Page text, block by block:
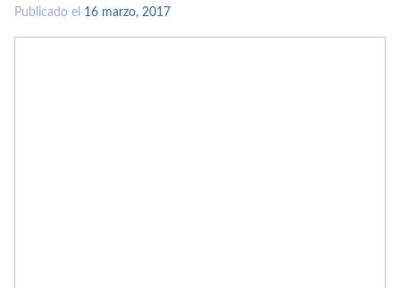
Publicado el 16 marzo, 2017